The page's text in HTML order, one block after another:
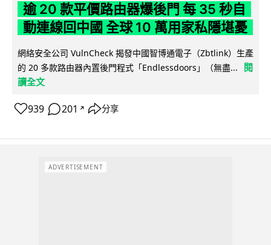
逾 20 款平價路由器爆後門 每 35 秒自
動連線回中國 全球 10 萬用家私隱堪憂
網絡安全公司 VulnCheck 揭發中國智博通電子（Zbtlink）生產
的 20 多款路由器內置後門程式「Endlessdoors」（無盡...
閱
讀全文
939 201 ↗ 分享
ADVERTISEMENT